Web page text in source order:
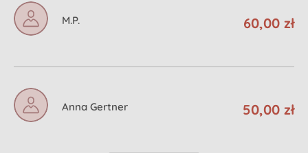
M.P. 60,00 zł
Anna Gertner 50,00 zł